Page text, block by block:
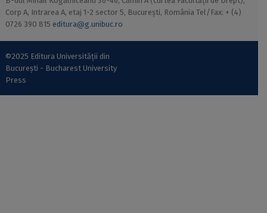
Corp A, Intrarea A, etaj 1-2 sector 5, București, România Tel/Fax: + (4)
0726 390 815 editura@g.unibuc.ro
©2025 Editura Universității din
București - Bucharest University
Press